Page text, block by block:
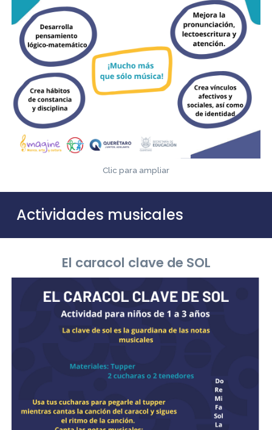
Clic para ampliar
Actividades musicales
El caracol clave de SOL